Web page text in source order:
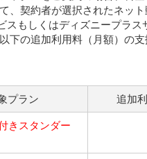
、契約者が選択されたネッ
スもしくはディズニープラ
下の追加利用料（月額）の支
プラン 追加
きスタンダー